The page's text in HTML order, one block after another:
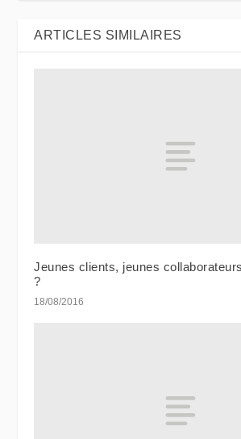
ARTICLES SIMILAIRES
Jeunes clients, jeunes
?
18/08/2016